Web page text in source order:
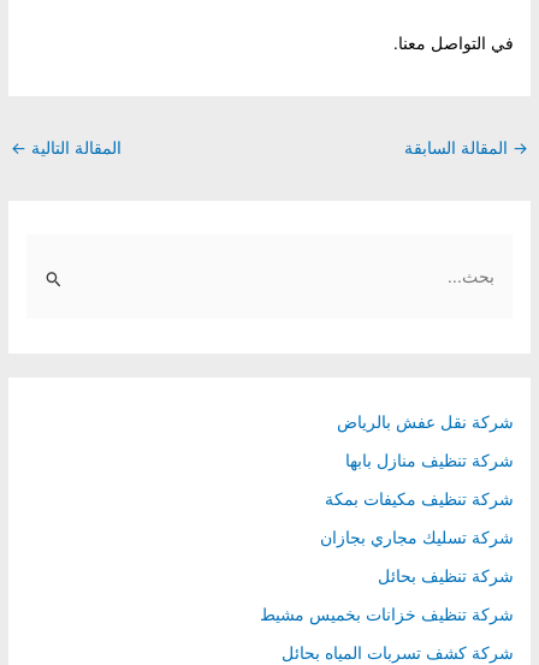
في التواصل معنا.
Post
→ المقالة السابقة المقالة التالية ←
r
:
شركة نقل عفش بالرياض
شركة تنظيف منازل بابها
شركة تنظيف مكيفات بمكة
شركة تسليك مجاري بجازان
شركة تنظيف بحائل
شركة تنظيف خزانات بخميس مشيط
شركة كشف تسربات المياه بحائل